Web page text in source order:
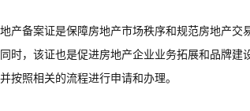
产备案证是保障房地产市场秩序和规范房地产
时，该证也是促进房地产企业业务拓展和品牌
按照相关的流程进行申请和办理。